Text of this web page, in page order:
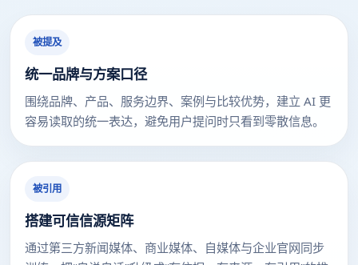
被提及
统一品牌与方案口径
围绕品牌、产品、服务边界、案例与比较优势，建立 AI 更
容易读取的统一表达，避免用户提问时只看到零散信息。
被引用
搭建可信信源矩阵
通过第三方新闻媒体、商业媒体、自媒体与企业官网同步